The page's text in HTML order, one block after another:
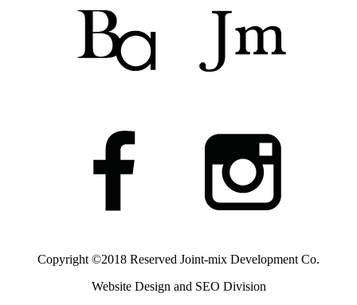
Copyright ©2018 Reserved Joint-mix Development Co.
Website Design and SEO Division